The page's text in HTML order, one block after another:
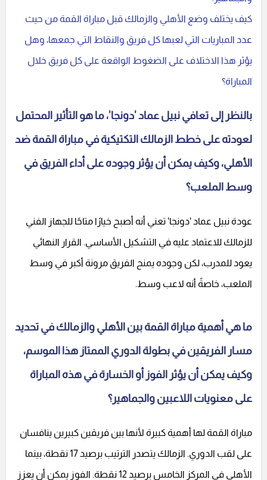
كيف يختلف وضع الأهلي والزمالك قبل مباراة القمة من حيث
عدد المباريات التي لعبها كل فريق والنقاط التي جمعها، وهل
يؤثر هذا الاختلاف على الضغوط الواقعة على كل فريق خلال
المباراة؟
بالنظر إلى تعافي نبيل عماد 'دونجا'، ما هو التأثير المحتمل
لعودته على خطط الزمالك التكتيكية في مباراة القمة ضد
الأهلي، وكيف يمكن أن يؤثر وجوده على أداء الفريق في
وسط الملعب؟
عودة نبيل عماد 'دونجا' تعني أنه أصبح خيارًا متاحًا للجهاز الفني
للزمالك للاعتماد عليه في التشكيل الأساسي. القرار النهائي
يعود للمدرب، لكن وجوده يمنح الفريق مرونة أكبر في وسط
الملعب، خاصةً أنه لاعب وسط.
ما هي أهمية مباراة القمة بين الأهلي والزمالك في تحديد
مسار الفريقين في بطولة الدوري الممتاز هذا الموسم،
وكيف يمكن أن يؤثر الفوز أو الخسارة في هذه المباراة
على معنويات اللاعبين والجماهير؟
مباراة القمة لها أهمية كبيرة لأنها بين فريقين كبيرين ينافسان
على لقب الدوري. الزمالك يتصدر الترتيب برصيد 17 نقطة، بينما
الأهلي في المركز الخامس برصيد 12 نقطة. الفوز يمكن أن يعزز